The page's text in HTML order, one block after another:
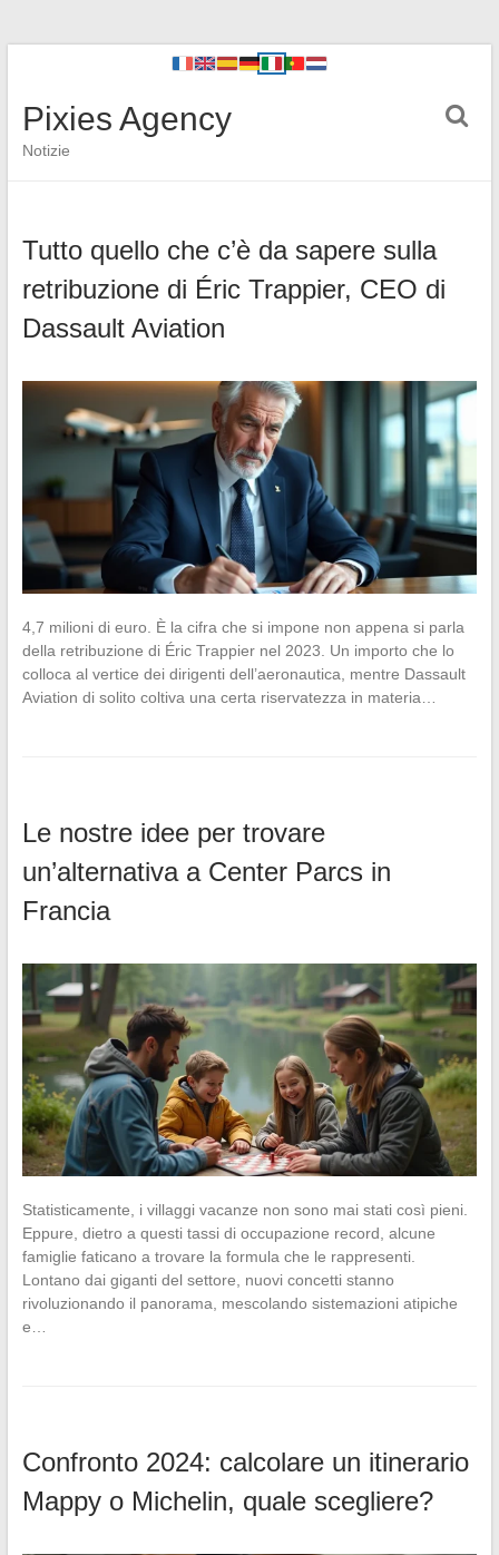
Pixies Agency
Notizie
Tutto quello che c’è da sapere sulla
retribuzione di Éric Trappier, CEO di
Dassault Aviation
4,7 milioni di euro. È la cifra che si impone non appena si parla
della retribuzione di Éric Trappier nel 2023. Un importo che lo
colloca al vertice dei dirigenti dell’aeronautica, mentre Dassault
Aviation di solito coltiva una certa riservatezza in materia…
Le nostre idee per trovare
un’alternativa a Center Parcs in
Francia
Statisticamente, i villaggi vacanze non sono mai stati così pieni.
Eppure, dietro a questi tassi di occupazione record, alcune
famiglie faticano a trovare la formula che le rappresenti.
Lontano dai giganti del settore, nuovi concetti stanno
rivoluzionando il panorama, mescolando sistemazioni atipiche
e…
Confronto 2024: calcolare un itinerario
Mappy o Michelin, quale scegliere?